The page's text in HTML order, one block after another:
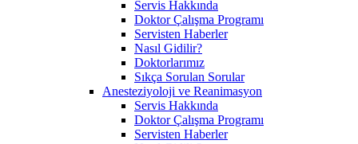
Servis Hakkında
Doktor Çalışma Programı
Servisten Haberler
Nasıl Gidilir?
Doktorlarımız
Sıkça Sorulan Sorular
Anesteziyoloji ve Reanimasyon
Servis Hakkında
Doktor Çalışma Programı
Servisten Haberler